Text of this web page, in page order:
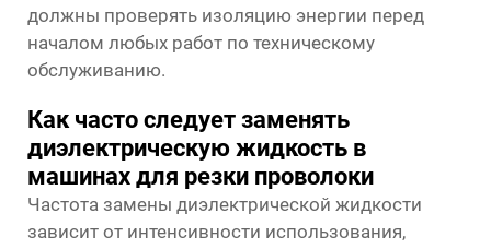
должны проверять изоляцию энергии перед
началом любых работ по техническому
обслуживанию.
Как часто следует заменять
диэлектрическую жидкость в
машинах для резки проволоки
Частота замены диэлектрической жидкости
зависит от интенсивности использования,